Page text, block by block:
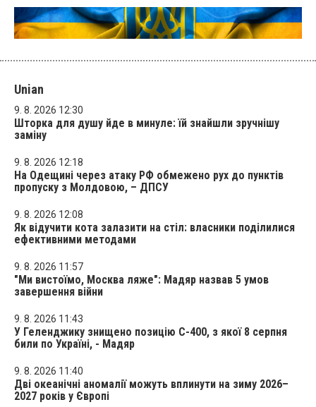
Unian
9. 8. 2026 12:30
Шторка для душу йде в минуле: їй знайшли зручнішу
заміну
9. 8. 2026 12:18
На Одещині через атаку РФ обмежено рух до пунктів
пропуску з Молдовою, – ДПСУ
9. 8. 2026 12:08
Як відучити кота залазити на стіл: власники поділилися
ефективними методами
9. 8. 2026 11:57
"Ми вистоїмо, Москва ляже": Мадяр назвав 5 умов
завершення війни
9. 8. 2026 11:43
У Геленджику знищено позицію С-400, з якої 8 серпня
били по Україні, - Мадяр
9. 8. 2026 11:40
Дві океанічні аномалії можуть вплинути на зиму 2026–
2027 років у Європі